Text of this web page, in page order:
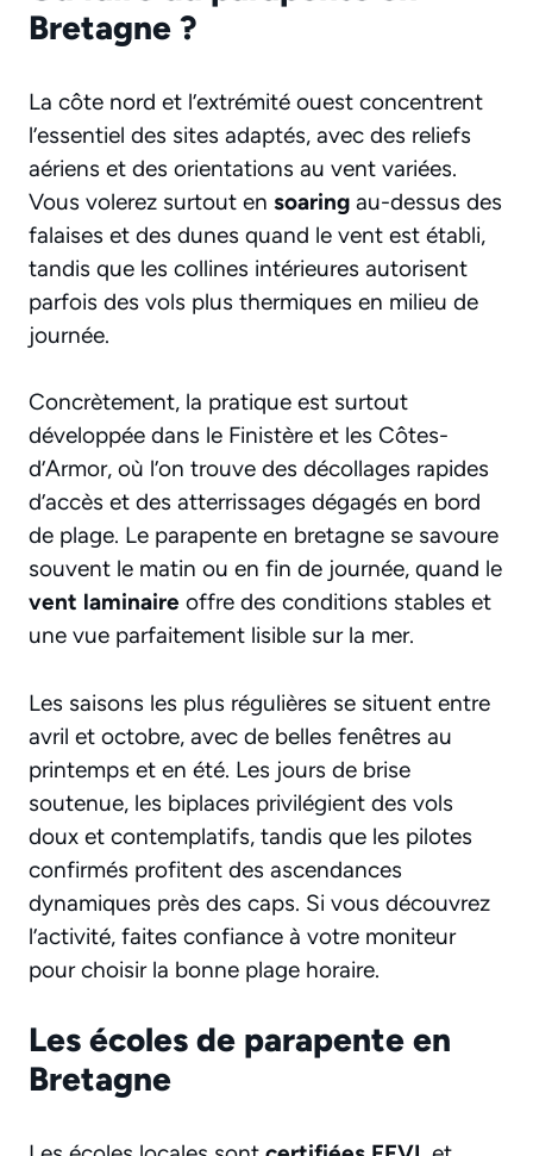
Bretagne ?
La côte nord et l’extrémité ouest concentrent
l’essentiel des sites adaptés, avec des reliefs
aériens et des orientations au vent variées.
Vous volerez surtout en soaring au-dessus des
falaises et des dunes quand le vent est établi,
tandis que les collines intérieures autorisent
parfois des vols plus thermiques en milieu de
journée.
Concrètement, la pratique est surtout
développée dans le Finistère et les Côtes-
d’Armor, où l’on trouve des décollages rapides
d’accès et des atterrissages dégagés en bord
de plage. Le parapente en bretagne se savoure
souvent le matin ou en fin de journée, quand le
vent laminaire offre des conditions stables et
une vue parfaitement lisible sur la mer.
Les saisons les plus régulières se situent entre
avril et octobre, avec de belles fenêtres au
printemps et en été. Les jours de brise
soutenue, les biplaces privilégient des vols
doux et contemplatifs, tandis que les pilotes
confirmés profitent des ascendances
dynamiques près des caps. Si vous découvrez
l’activité, faites confiance à votre moniteur
pour choisir la bonne plage horaire.
Les écoles de parapente en
Bretagne